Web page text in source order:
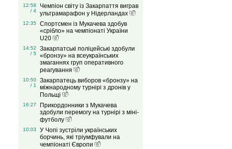
12:58
/ 4
Чемпіон світу із Закарпаття виграв
ультрамарафон у Нідерландах
12:35
Спортсмен із Мукачева здобув
«срібло» на чемпіонаті України
U20
14:52
/ 5
Закарпатські поліцейські здобули
«бронзу» на всеукраїнських
змаганнях груп оперативного
реагування
10:50
/ 1
Закарпатець виборов «бронзу» на
міжнародному турнірі з дронів у
Польщі
16:27
Прикордонники з Мукачева
здобули перемогу на турнірі з міні-
футболу
10:03
У Чопі зустріли українських
борчинь, які тріумфували на
чемпіонаті Європи